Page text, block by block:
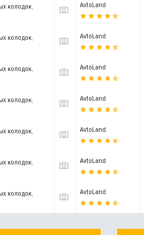
колодок,
AvtoLand
колодок,
AvtoLand
колодок,
AvtoLand
колодок,
AvtoLand
колодок,
AvtoLand
колодок,
AvtoLand
колодок,
AvtoLand